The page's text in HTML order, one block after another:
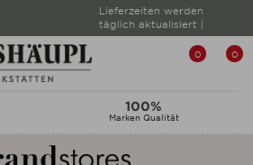
Lieferzeiten werden
täglich aktualisiert |
0 0
100%
Marken Qualität